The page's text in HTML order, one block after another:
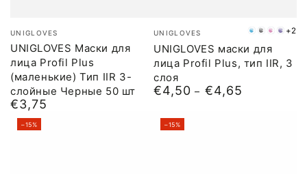
Бренд:
UNIGLOVES
UNIGLOVES Маски для
лица Profil Plus
(маленькие) Тип IIR 3-
слойные Черные 50 шт
Обычная
цена
€3,75
Бренд:
UNIGLOVES Синий
Серый
+2
UNIGLOVES маски для
лица Profil Plus, тип IIR, 3
слоя
Обычная
€4,50 €4,65
–15% –15%